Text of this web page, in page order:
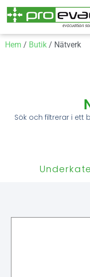
Hem / Butik / Nätverk
Sök och filtrerar i ett